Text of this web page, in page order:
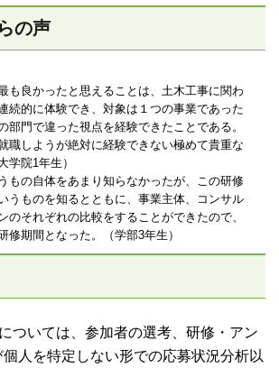
の声
も良かったと思えることは、土木工事に関わ
続的に体験でき、対象は１つの事業であった
部門で違った視点を経験できたことである。
職しようが絶対に経験できない極めて貴重な
学院1年生）
もの自体をあまり知らなかったが、この研修
うものを知るとともに、事業主体、コンサル
のそれぞれの比較をすることができたので、
修期間となった。（学部3年生）
ついては、参加者の選考、研修・アン
人を特定しない形での応募状況分析以